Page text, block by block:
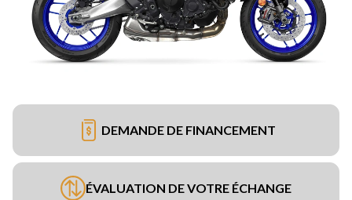
DEMANDE DE FINANCEMENT
ÉVALUATION DE VOTRE ÉCHANGE